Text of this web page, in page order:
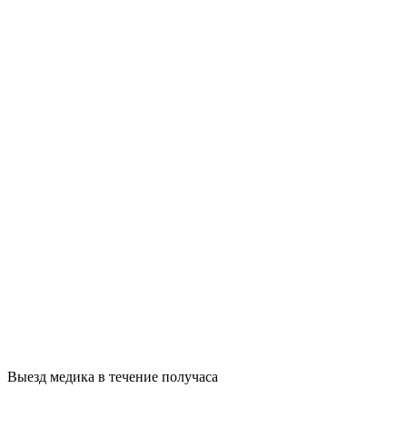
Выезд медика в течение получаса